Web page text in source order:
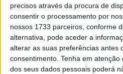
precisos através da procura de
consentir o processamento por
nossos 1733 parceiros, conforme
alternativa, pode aceder a
alterar as suas preferências antes
consentimento. Tenha em
dos seus dados pessoais poderá
Amazigh Raid
definitiva em
7 AGOSTO, 2026